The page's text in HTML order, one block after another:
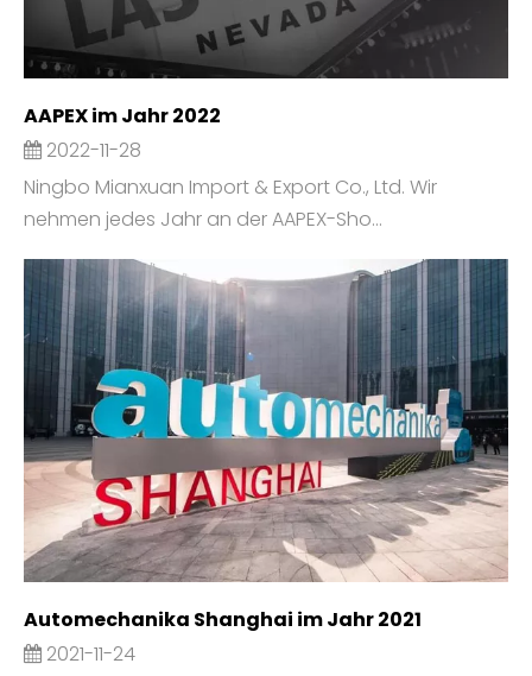
AAPEX im Jahr 2022
2022-11-28
Ningbo Mianxuan Import & Export Co., Ltd. Wir
nehmen jedes Jahr an der AAPEX-Sho...
Automechanika Shanghai im Jahr 2021
2021-11-24